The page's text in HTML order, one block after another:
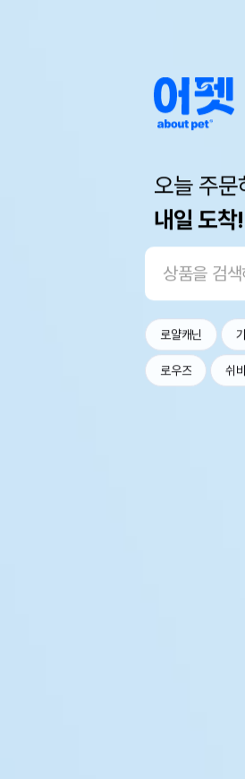
오늘 주문
내일 도착!
로얄캐닌
로우즈 쉬